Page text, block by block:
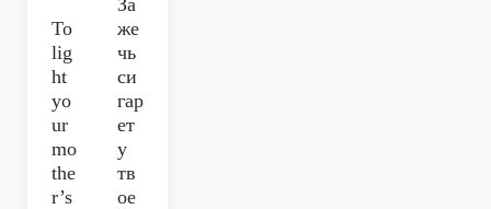
To
lig
ht
yo
ur
mo
the
r’s
За
же
чь
си
гар
ет
у
тв
ое